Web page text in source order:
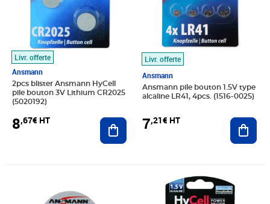
Livr. offerte
Ansmann
2pcs blister Ansmann HyCell
pile bouton 3V Lithium CR2025
(5020192)
8,67€ HT Ajouter au panier
Livr. offerte
Ansmann
Ansmann pile bouton 1.5V type
alcaline LR41, 4pcs. (1516-0025)
7,21€ HT
Prix 10,53€ HT